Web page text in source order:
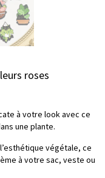
roses
à votre look avec ce
une plante.
végétale, ce
à votre sac, veste ou